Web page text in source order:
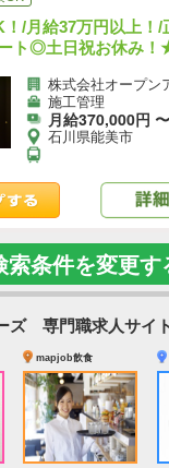
/月給37万円以上！/
ト◎土日祝お休み！
施工管理
月給370,000円 〜
石川県能美市
索条件を変更す
ズ 専門職求人サイト
mapjob飲食